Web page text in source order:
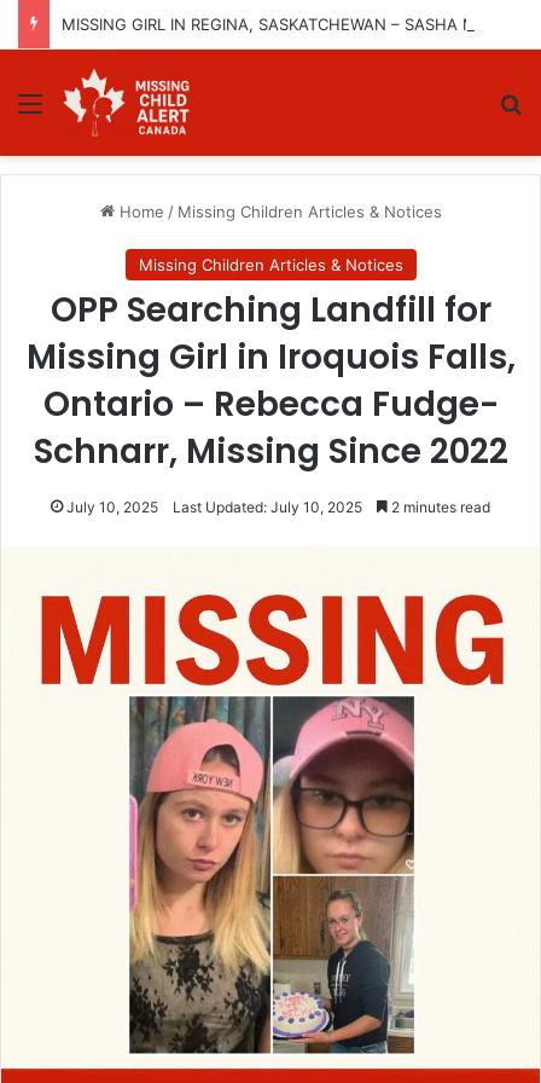
Menu
Home / Missing Children Articles & Notices
Missing Children Articles & Notices
OPP Searching Landfill for
Missing Girl in Iroquois Falls,
Ontario – Rebecca Fudge-
Schnarr, Missing Since 2022
July 10, 2025 Last Updated: July 10, 2025 2 minutes read